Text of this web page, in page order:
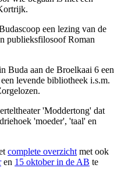
een lezing van de
publieksfilosoof Roman
Buda aan de Broelkaai 6 een
levende bibliotheek i.s.m.
'Moddertong' dat
'moeder', 'taal' en
complete overzichtmet ook
en 15 oktober in de AB te